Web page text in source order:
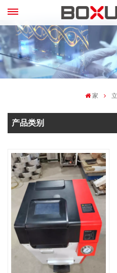
家
产品类别